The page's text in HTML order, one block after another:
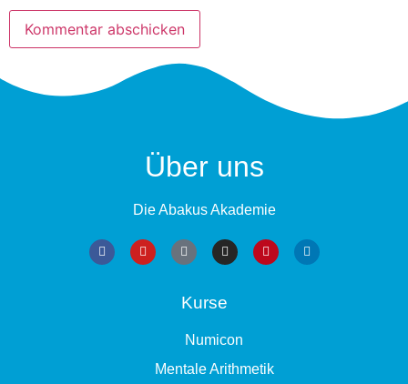
Über uns
Die Abakus Akademie
Kurse
Numicon
Mentale Arithmetik